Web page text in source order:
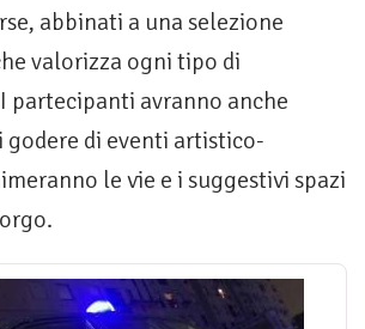
abbinati a una selezione
valorizza ogni tipo di
partecipanti avranno anche
godere di eventi artistico-
le vie e i suggestivi spazi